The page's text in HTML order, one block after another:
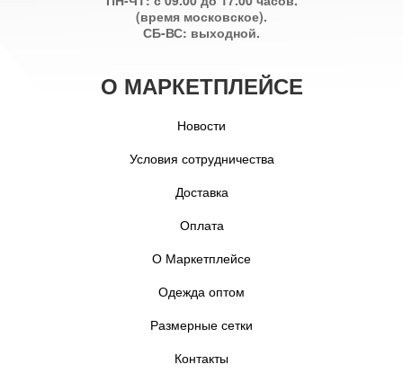
(время московское).
СБ-ВС: выходной.
О МАРКЕТПЛЕЙСЕ
Новости
Условия сотрудничества
Доставка
Оплата
О Маркетплейсе
Одежда оптом
Размерные сетки
Контакты